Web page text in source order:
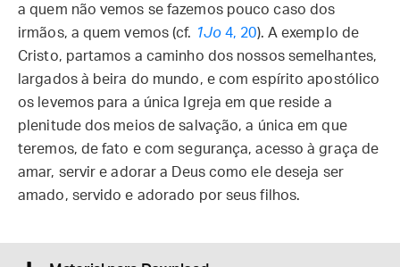
a quem não vemos se fazemos pouco caso dos
irmãos, a quem vemos (cf. 1Jo4, 20). A exemplo de
Cristo, partamos a caminho dos nossos semelhantes,
largados à beira do mundo, e com espírito apostólico
os levemos para a única Igreja em que reside a
plenitude dos meios de salvação, a única em que
teremos, de fato e com segurança, acesso à graça de
amar, servir e adorar a Deus como ele deseja ser
amado, servido e adorado por seus filhos.